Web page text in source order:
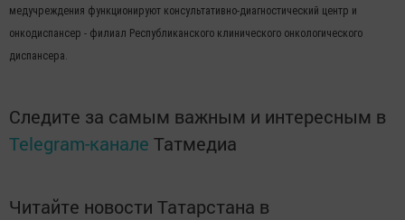
медучреждения функционируют консультативно-диагностический центр и
онкодиспансер - филиал Республиканского клинического онкологического
диспансера.
Следите за самым важным и интересным в
Telegram-канале Татмедиа
Читайте новости Татарстана в